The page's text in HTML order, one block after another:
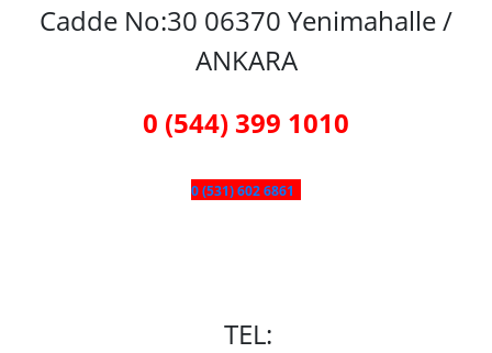
Cadde No:30 06370 Yenimahalle /
ANKARA
0 (544) 399 1010
0 (531) 602 6861
TEL: